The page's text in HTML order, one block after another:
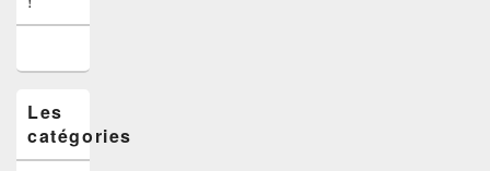
latérale
Les
catégories